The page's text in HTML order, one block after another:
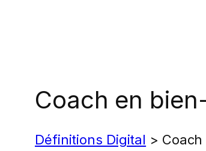
Coach en
Définitions Digital >